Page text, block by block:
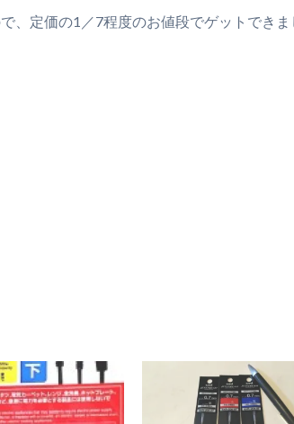
、定価の1／7程度のお値段でゲットできま